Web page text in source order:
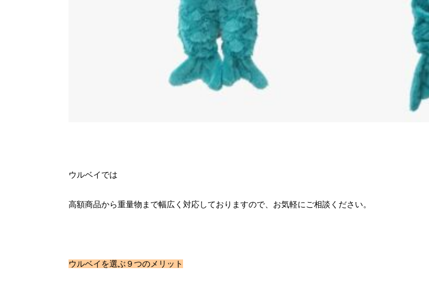
ウルベイでは
高額商品から重量物まで幅広く対応しておりますので、お気軽にご相談ください。
ウルベイを選ぶ９つのメリット